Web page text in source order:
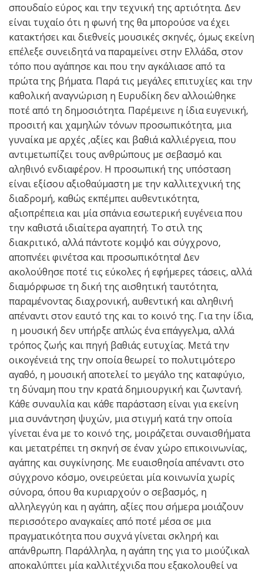
σπουδαίο εύρος και την τεχνική της αρτιότητα. Δεν
είναι τυχαίο ότι η φωνή της θα μπορούσε να έχει
κατακτήσει και διεθνείς μουσικές σκηνές, όμως εκείνη
επέλεξε συνειδητά να παραμείνει στην Ελλάδα, στον
τόπο που αγάπησε και που την αγκάλιασε από τα
πρώτα της βήματα. Παρά τις μεγάλες επιτυχίες και την
καθολική αναγνώριση η Ευρυδίκη δεν αλλοιώθηκε
ποτέ από τη δημοσιότητα. Παρέμεινε η ίδια ευγενική,
προσιτή και χαμηλών τόνων προσωπικότητα, μια
γυναίκα με αρχές ,αξίες και βαθιά καλλιέργεια, που
αντιμετωπίζει τους ανθρώπους με σεβασμό και
αληθινό ενδιαφέρον. Η προσωπική της υπόσταση
είναι εξίσου αξιοθαύμαστη με την καλλιτεχνική της
διαδρομή, καθώς εκπέμπει αυθεντικότητα,
αξιοπρέπεια και μία σπάνια εσωτερική ευγένεια που
την καθιστά ιδιαίτερα αγαπητή. Το στιλ της
διακριτικό, αλλά πάντοτε κομψό και σύγχρονο,
αποπνέει φινέτσα και προσωπικότητα! Δεν
ακολούθησε ποτέ τις εύκολες ή εφήμερες τάσεις, αλλά
διαμόρφωσε τη δική της αισθητική ταυτότητα,
παραμένοντας διαχρονική, αυθεντική και αληθινή
απέναντι στον εαυτό της και το κοινό της. Για την ίδια,
η μουσική δεν υπήρξε απλώς ένα επάγγελμα, αλλά
τρόπος ζωής και πηγή βαθιάς ευτυχίας. Μετά την
οικογένειά της την οποία θεωρεί το πολυτιμότερο
αγαθό, η μουσική αποτελεί το μεγάλο της καταφύγιο,
τη δύναμη που την κρατά δημιουργική και ζωντανή.
Κάθε συναυλία και κάθε παράσταση είναι για εκείνη
μια συνάντηση ψυχών, μια στιγμή κατά την οποία
γίνεται ένα με το κοινό της, μοιράζεται συναισθήματα
και μετατρέπει τη σκηνή σε έναν χώρο επικοινωνίας,
αγάπης και συγκίνησης. Με ευαισθησία απέναντι στο
σύγχρονο κόσμο, ονειρεύεται μία κοινωνία χωρίς
σύνορα, όπου θα κυριαρχούν ο σεβασμός, η
αλληλεγγύη και η αγάπη, αξίες που σήμερα μοιάζουν
περισσότερο αναγκαίες από ποτέ μέσα σε μια
πραγματικότητα που συχνά γίνεται σκληρή και
απάνθρωπη. Παράλληλα, η αγάπη της για το μιούζικαλ
αποκαλύπτει μία καλλιτέχνιδα που εξακολουθεί να